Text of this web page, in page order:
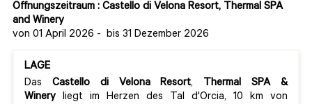
Öffnungszeitraum : Castello di Velona Resort, Thermal SPA
and Winery
von 01 April 2026 - bis 31 Dezember 2026
LAGE
Das Castello di Velona Resort, Thermal SPA&
Wineryliegt im Herzen des Tal d'Orcia, 10 km von